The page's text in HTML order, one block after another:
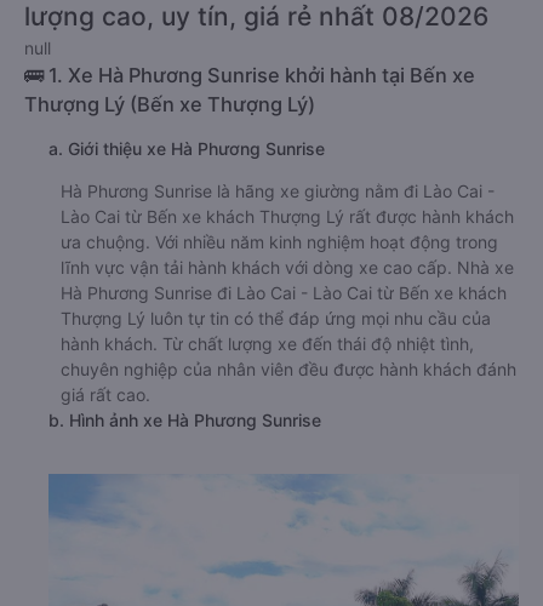
lượng cao, uy tín, giá rẻ nhất 08/2026
null
🚌 1. Xe Hà Phương Sunrise khởi hành tại Bến xe
Thượng Lý (Bến xe Thượng Lý)
a. Giới thiệu xe Hà Phương Sunrise
Hà Phương Sunrise là hãng xe giường nằm đi Lào Cai -
Lào Cai từ Bến xe khách Thượng Lý rất được hành khách
ưa chuộng. Với nhiều năm kinh nghiệm hoạt động trong
lĩnh vực vận tải hành khách với dòng xe cao cấp. Nhà xe
Hà Phương Sunrise đi Lào Cai - Lào Cai từ Bến xe khách
Thượng Lý luôn tự tin có thể đáp ứng mọi nhu cầu của
hành khách. Từ chất lượng xe đến thái độ nhiệt tình,
chuyên nghiệp của nhân viên đều được hành khách đánh
giá rất cao.
b. Hình ảnh xe Hà Phương Sunrise